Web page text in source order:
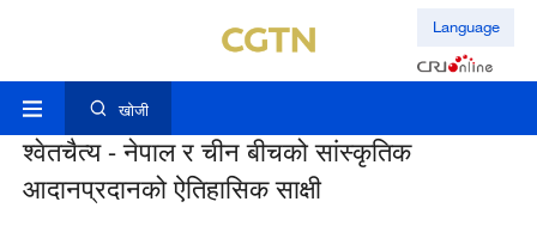
Language
खोजी
श्वेतचैत्य - नेपाल र चीन बीचको सांस्कृतिक
आदानप्रदानको ऐतिहासिक साक्षी